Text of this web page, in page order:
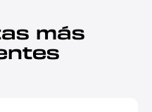
más